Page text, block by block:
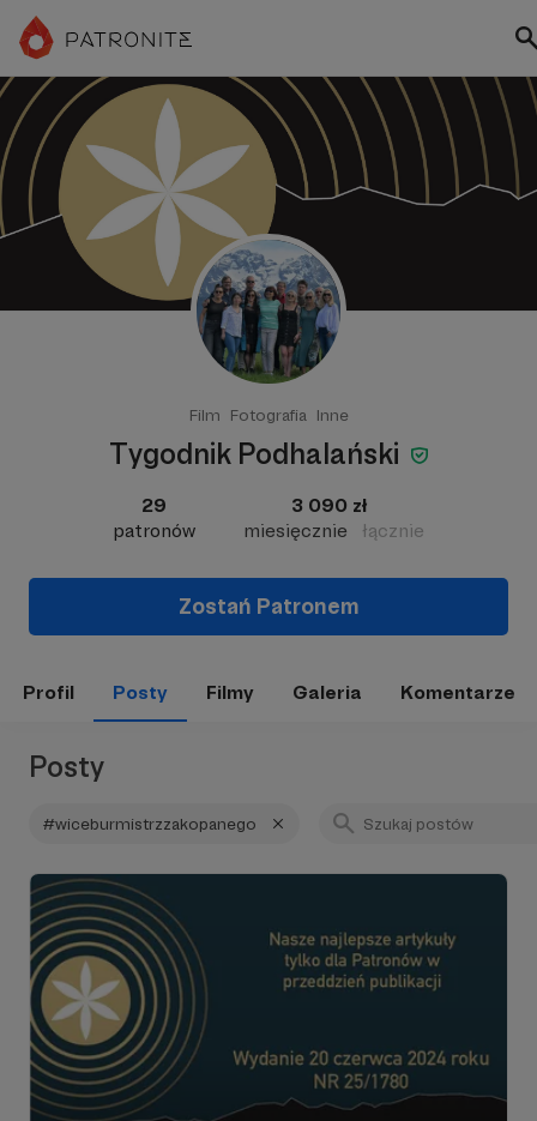
Film Fotografia Inne
Tygodnik Podhalański
29
patronów
3 090 zł
miesięcznie
łącznie
Zostań Patronem
Profil Posty Filmy Galeria Komentarze
Posty
#wiceburmistrzzakopanego